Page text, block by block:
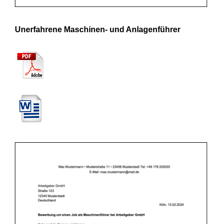
Unerfahrene Maschinen- und Anlagenführer